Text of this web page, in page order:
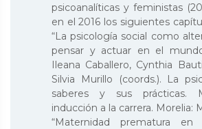
psicoanalíticas y feministas
en el 2016 los siguientes
“La psicología social como
pensar y actuar en el
Ileana Caballero, Cynthia
Silvia Murillo (coords.). La
saberes y sus prácticas.
inducción a la carrera. Morelia:
“Maternidad prematura